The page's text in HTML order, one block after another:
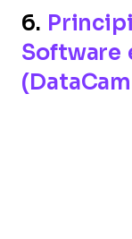
6.
Software